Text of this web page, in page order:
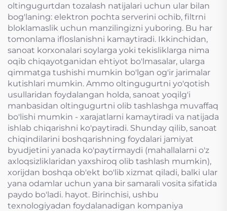
oltingugurtdan tozalash natijalari uchun ular bilan
bog'laning: elektron pochta serverini ochib, filtrni
bloklamaslik uchun manzilingizni yuboring. Bu har
tomonlama ifloslanishni kamaytiradi. Ikkinchidan,
sanoat korxonalari soylarga yoki tekisliklarga nima
oqib chiqayotganidan ehtiyot bo'lmasalar, ularga
qimmatga tushishi mumkin bo'lgan og'ir jarimalar
kutishlari mumkin. Ammo oltingugurtni yo'qotish
usullaridan foydalangan holda, sanoat yoqilg'i
manbasidan oltingugurtni olib tashlashga muvaffaq
bo'lishi mumkin - xarajatlarni kamaytiradi va natijada
ishlab chiqarishni ko'paytiradi. Shunday qilib, sanoat
chiqindilarini boshqarishning foydalari jamiyat
byudjetini yanada ko'paytirmaydi (mahallalarni o'z
axloqsizliklaridan yaxshiroq olib tashlash mumkin),
xorijdan boshqa ob'ekt bo'lib xizmat qiladi, balki ular
yana odamlar uchun yana bir samarali vosita sifatida
paydo bo'ladi. hayot. Birinchisi, ushbu
texnologiyadan foydalanadigan kompaniya